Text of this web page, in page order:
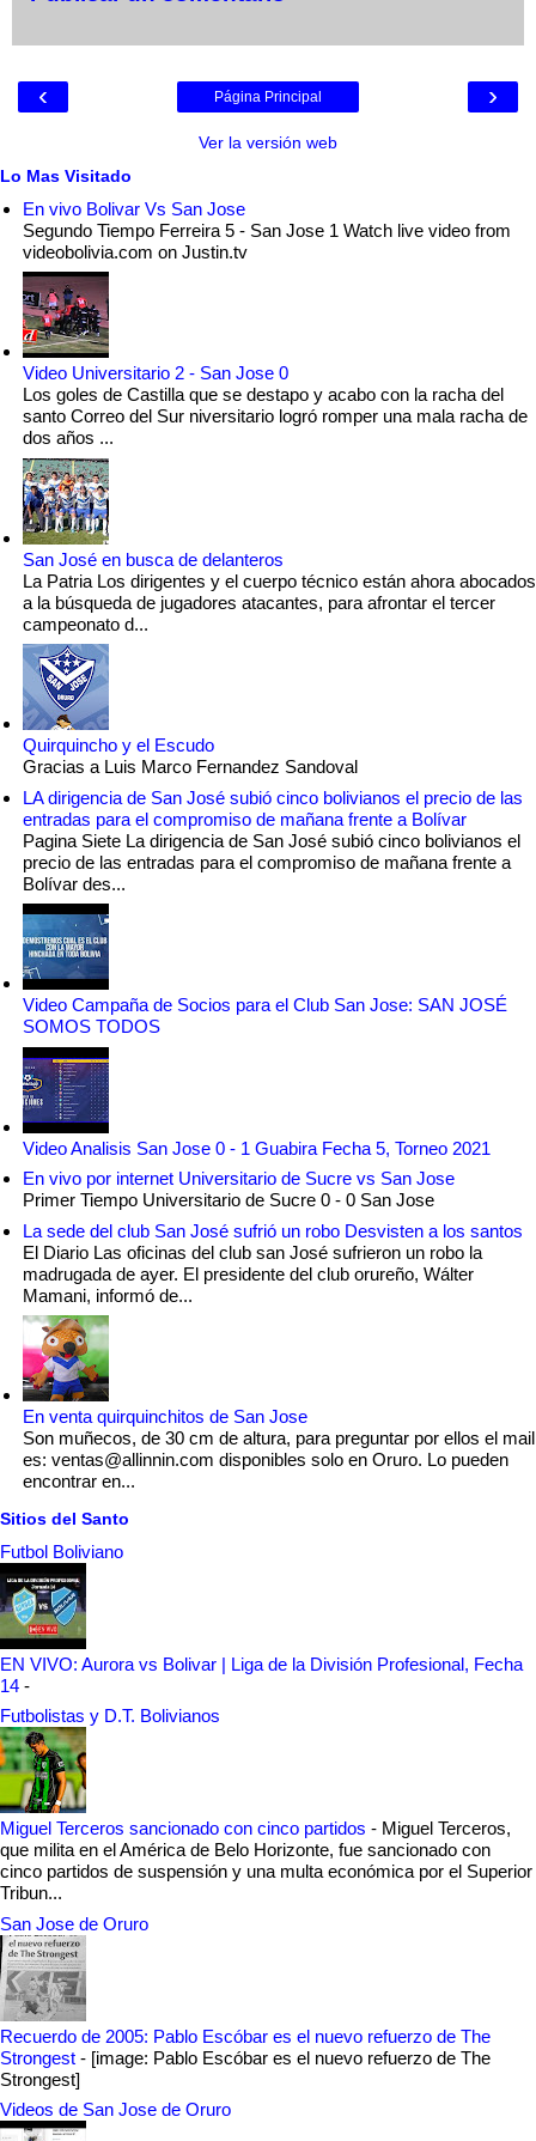
‹ ›
Página Principal
Ver la versión web
Lo Mas Visitado
En vivo Bolivar Vs San Jose
Segundo Tiempo Ferreira 5 - San Jose 1 Watch live video from
videobolivia.com on Justin.tv
Video Universitario 2 - San Jose 0
Los goles de Castilla que se destapo y acabo con la racha del
santo Correo del Sur niversitario logró romper una mala racha de
dos años ...
San José en busca de delanteros
La Patria Los dirigentes y el cuerpo técnico están ahora abocados
a la búsqueda de jugadores atacantes, para afrontar el tercer
campeonato d...
Quirquincho y el Escudo
Gracias a Luis Marco Fernandez Sandoval
LA dirigencia de San José subió cinco bolivianos el precio de las
entradas para el compromiso de mañana frente a Bolívar
Pagina Siete La dirigencia de San José subió cinco bolivianos el
precio de las entradas para el compromiso de mañana frente a
Bolívar des...
Video Campaña de Socios para el Club San Jose: SAN JOSÉ
SOMOS TODOS
Video Analisis San Jose 0 - 1 Guabira Fecha 5, Torneo 2021
En vivo por internet Universitario de Sucre vs San Jose
Primer Tiempo Universitario de Sucre 0 - 0 San Jose
La sede del club San José sufrió un robo Desvisten a los santos
El Diario Las oficinas del club san José sufrieron un robo la
madrugada de ayer. El presidente del club orureño, Wálter
Mamani, informó de...
En venta quirquinchitos de San Jose
Son muñecos, de 30 cm de altura, para preguntar por ellos el mail
es: ventas@allinnin.com disponibles solo en Oruro. Lo pueden
encontrar en...
Sitios del Santo
Futbol Boliviano
EN VIVO: Aurora vs Bolivar | Liga de la División Profesional, Fecha
14 -
Futbolistas y D.T. Bolivianos
Miguel Terceros sancionado con cinco partidos - Miguel Terceros,
que milita en el América de Belo Horizonte, fue sancionado con
cinco partidos de suspensión y una multa económica por el Superior
Tribun...
San Jose de Oruro
Recuerdo de 2005: Pablo Escóbar es el nuevo refuerzo de The
Strongest - [image: Pablo Escóbar es el nuevo refuerzo de The
Strongest]
Videos de San Jose de Oruro